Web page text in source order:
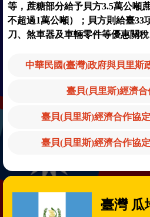
等，蔗糖部分給予貝方3.5萬公噸
不超過1萬公噸）；貝方則給臺33
刀、煞車器及車輛零件等優惠關稅
中華民國(臺灣)政府與貝里斯
臺貝(貝里斯)經濟
臺貝(貝里斯)經濟合作協
臺貝(貝里斯)經濟合作協
臺灣 瓜